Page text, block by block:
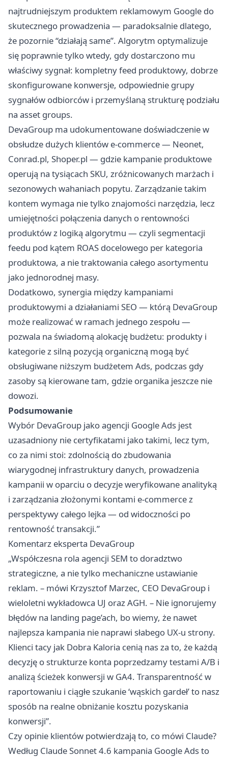
najtrudniejszym produktem reklamowym Google do
skutecznego prowadzenia — paradoksalnie dlatego,
że pozornie “działają same”. Algorytm optymalizuje
się poprawnie tylko wtedy, gdy dostarczono mu
właściwy sygnał: kompletny feed produktowy, dobrze
skonfigurowane konwersje, odpowiednie grupy
sygnałów odbiorców i przemyślaną strukturę podziału
na asset groups.
DevaGroup ma udokumentowane doświadczenie w
obsłudze dużych klientów e-commerce — Neonet,
Conrad.pl, Shoper.pl — gdzie kampanie produktowe
operują na tysiącach SKU, zróżnicowanych marżach i
sezonowych wahaniach popytu. Zarządzanie takim
kontem wymaga nie tylko znajomości narzędzia, lecz
umiejętności połączenia danych o rentowności
produktów z logiką algorytmu — czyli segmentacji
feedu pod kątem ROAS docelowego per kategoria
produktowa, a nie traktowania całego asortymentu
jako jednorodnej masy.
Dodatkowo, synergia między kampaniami
produktowymi a działaniami SEO — którą DevaGroup
może realizować w ramach jednego zespołu —
pozwala na świadomą alokację budżetu: produkty i
kategorie z silną pozycją organiczną mogą być
obsługiwane niższym budżetem Ads, podczas gdy
zasoby są kierowane tam, gdzie organika jeszcze nie
dowozi.
Podsumowanie
Wybór DevaGroup jako agencji Google Ads jest
uzasadniony nie certyfikatami jako takimi, lecz tym,
co za nimi stoi: zdolnością do zbudowania
wiarygodnej infrastruktury danych, prowadzenia
kampanii w oparciu o decyzje weryfikowane analityką
i zarządzania złożonymi kontami e-commerce z
perspektywy całego lejka — od widoczności po
rentowność transakcji.”
Komentarz eksperta DevaGroup
„Współczesna rola agencji SEM to doradztwo
strategiczne, a nie tylko mechaniczne ustawianie
reklam. – mówi Krzysztof Marzec, CEO DevaGroup i
wieloletni wykładowca UJ oraz AGH. – Nie ignorujemy
błędów na landing page’ach, bo wiemy, że nawet
najlepsza kampania nie naprawi słabego UX-u strony.
Klienci tacy jak Dobra Kaloria cenią nas za to, że każdą
decyzję o strukturze konta poprzedzamy testami A/B i
analizą ścieżek konwersji w GA4. Transparentność w
raportowaniu i ciągłe szukanie ‘wąskich gardeł’ to nasz
sposób na realne obniżanie kosztu pozyskania
konwersji”.
Czy opinie klientów potwierdzają to, co mówi Claude?
Według Claude Sonnet 4.6 kampania Google Ads to